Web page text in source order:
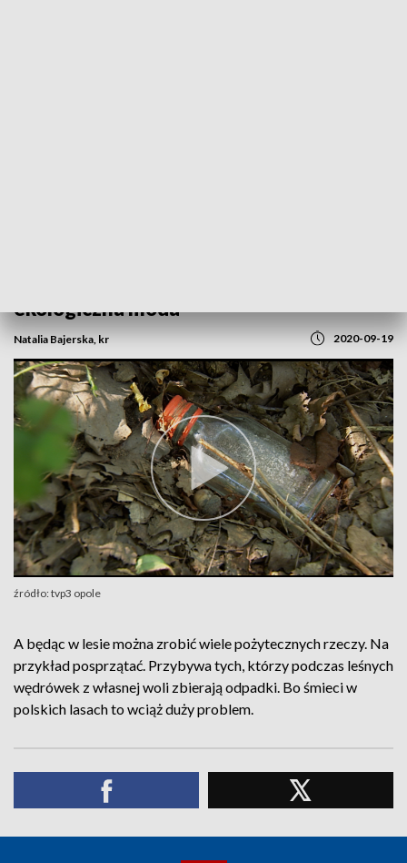
ekologiczna moda
Natalia Bajerska, kr 2020-09-19
źródło: tvp3 opole
A będąc w lesie można zrobić wiele pożytecznych rzeczy. Na
przykład posprzątać. Przybywa tych, którzy podczas leśnych
wędrówek z własnej woli zbierają odpadki. Bo śmieci w
polskich lasach to wciąż duży problem.